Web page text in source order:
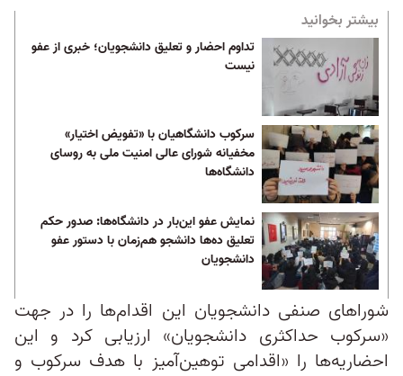
بیشتر بخوانید
تداوم احضار و تعلیق دانشجویان؛ خبری از عفو
نیست
سرکوب دانشگاهیان با «تفویض اختیار»
مخفیانه شورای عالی امنیت ملی به روسای
دانشگاه‌ها
نمایش عفو این‌بار در دانشگاه‌ها: صدور حکم
تعلیق ده‌ها دانشجو هم‌زمان با دستور عفو
دانشجویان
شوراهای صنفی دانشجویان این اقدام‌ها را در جهت
«سرکوب حداکثری دانشجویان» ارزیابی کرد و این
احضاریه‌ها را «اقدامی توهین‌آمیز با هدف سرکوب و